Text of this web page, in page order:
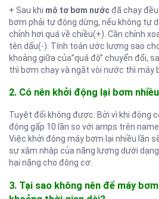
+ Sau khi mô tơ bơm nướcđã chạy
bơm phải tự động dừng, nếu không tự
chỉnh hơi quá về chiều(+). Cần chỉnh
tên dấu(-). Tính toán ước lượng sao
khoảng giữa của”quá độ” chuyển đổi,
thì bơm chạy và ngắt vòi nước thì máy
2. Có nên khởi động lại bơm
Tuyệt đối không được. Bởi vì khi động
động gấp 10 lần so với amps trên
Việc khởi động máy bơm lại nhiều lần
sự xâm nhập của năng lượng dưới
hại nặng cho động cơ.
3. Tại sao không nên để máy